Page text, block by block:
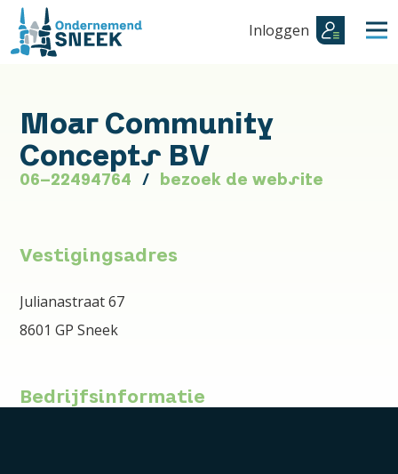
Inloggen
Moar Community
Concepts BV
06-22494764 bezoek de website
Vestigingsadres
Julianastraat 67
8601 GP Sneek
Bedrijfsinformatie